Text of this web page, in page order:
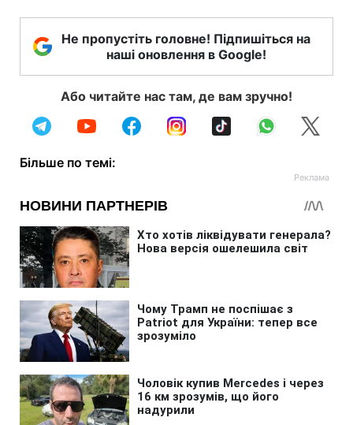
Не пропустіть головне! Підпишіться на
наші оновлення в Google!
Або читайте нас там, де вам зручно!
Більше по темі: